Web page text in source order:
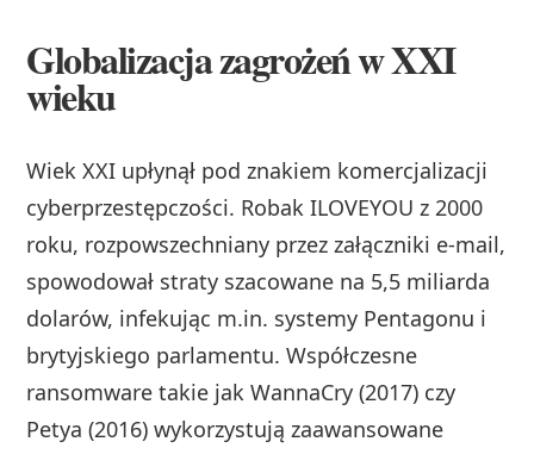
Globalizacja zagrożeń w XXI
wieku
Wiek XXI upłynął pod znakiem komercjalizacji
cyberprzestępczości. Robak ILOVEYOU z 2000
roku, rozpowszechniany przez załączniki e-mail,
spowodował straty szacowane na 5,5 miliarda
dolarów, infekując m.in. systemy Pentagonu i
brytyjskiego parlamentu. Współczesne
ransomware takie jak WannaCry (2017) czy
Petya (2016) wykorzystują zaawansowane